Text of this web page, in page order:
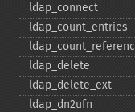
ldap_​connect
ldap_​count_​entries
ldap_​delete
ldap_​delete_​ext
ldap_​dn2ufn